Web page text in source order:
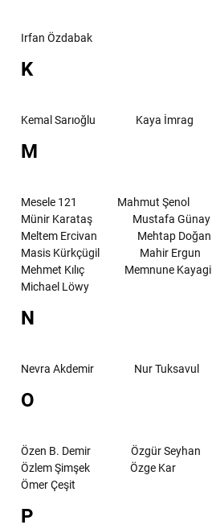
Irfan Özdabak
K
Kemal Sarıoğlu Kaya İmrag
M
Mesele 121
Mahmut Şenol
Münir Karataş
Mustafa Günay
Meltem Ercivan
Mehtap Doğan
Masis Kürkçügil
Mahir Ergun
Mehmet Kılıç
Memnune Kayagil
Michael Löwy
N
Nevra Akdemir Nur Tuksavul
O
Özen B. Demir
Özgür Seyhan
Özlem Şimşek
Özge Kar
Ömer Çeşit
P